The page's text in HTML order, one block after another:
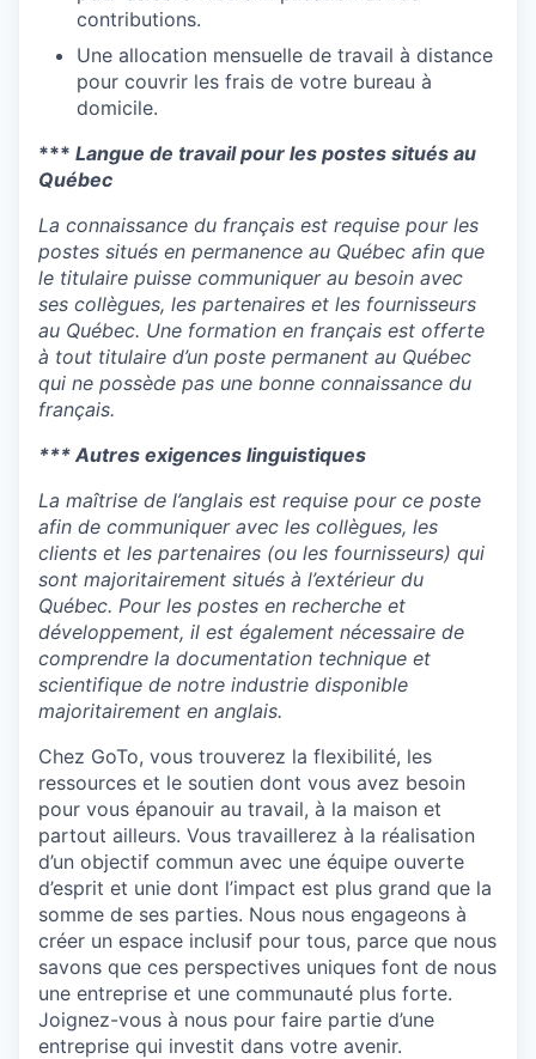
contributions.
Une allocation mensuelle de travail à distance
pour couvrir les frais de votre bureau à
domicile.
*** Langue de travail pour les postes situés au
Québec
La connaissance du français est requise pour les
postes situés en permanence au Québec afin que
le titulaire puisse communiquer au besoin avec
ses collègues, les partenaires et les fournisseurs
au Québec. Une formation en français est offerte
à tout titulaire d’un poste permanent au Québec
qui ne possède pas une bonne connaissance du
français.
*** Autres exigences linguistiques
La maîtrise de l’anglais est requise pour ce poste
afin de communiquer avec les collègues, les
clients et les partenaires (ou les fournisseurs) qui
sont majoritairement situés à l’extérieur du
Québec. Pour les postes en recherche et
développement, il est également nécessaire de
comprendre la documentation technique et
scientifique de notre industrie disponible
majoritairement en anglais.
Chez GoTo, vous trouverez la flexibilité, les
ressources et le soutien dont vous avez besoin
pour vous épanouir au travail, à la maison et
partout ailleurs. Vous travaillerez à la réalisation
d’un objectif commun avec une équipe ouverte
d’esprit et unie dont l’impact est plus grand que la
somme de ses parties. Nous nous engageons à
créer un espace inclusif pour tous, parce que nous
savons que ces perspectives uniques font de nous
une entreprise et une communauté plus forte.
Joignez-vous à nous pour faire partie d’une
entreprise qui investit dans votre avenir.